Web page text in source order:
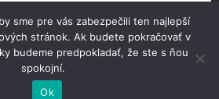
Správa majetku mesta, n.o.,
Partizánske
sme pre vás zabezpečili ten najlepší
stránok. Ak budete pokračovať v
budeme predpokladať, že ste s ňou
spokojní.
Ok